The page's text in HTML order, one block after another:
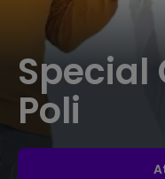
Special
Poli